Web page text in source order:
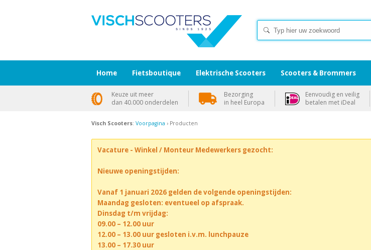
Visch Scooters: Voorpagina › Producten
Vacature - Winkel / Monteur Medewerkers gezocht:
Nieuwe openingstijden:
Vanaf 1 januari 2026 gelden de volgende openingstijden:
Maandag gesloten: eventueel op afspraak.
Dinsdag t/m vrijdag:
09.00 – 12.00 uur
12.00 – 13.00 uur gesloten i.v.m. lunchpauze
13.00 – 17.30 uur
Home Fietsboutique Elektrische Scooters Scooters & Brommers
Keuze uit meer
dan 40.000 onderdelen
Bezorging
in heel Europa
Eenvoudig en veilig
betalen met iDeal